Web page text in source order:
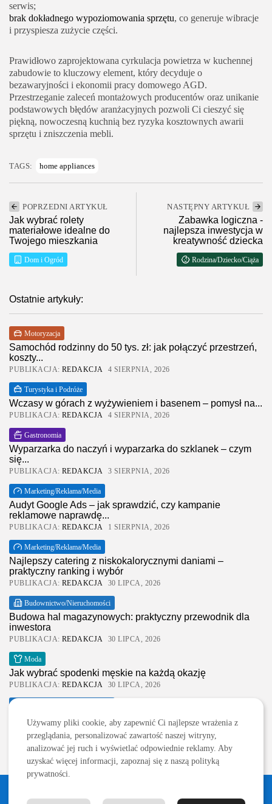
autorskim.
serwis;
brak dokładnego wypoziomowania sprzętu, co generuje wibracje
i przyspiesza zużycie części.
Prawidłowo zaprojektowana cyrkulacja powietrza w kuchennej
zabudowie to kluczowy element, który decyduje o
bezawaryjności i ekonomii pracy domowego AGD.
Przestrzeganie zaleceń montażowych producentów oraz unikanie
podstawowych błędów aranżacyjnych pozwoli Ci cieszyć się
piękną, nowoczesną kuchnią bez ryzyka kosztownych awarii
sprzętu i zniszczenia mebli.
TAGS: home appliances
POPRZEDNI ARTYKUŁ
Jak wybrać rolety
materiałowe idealne do
Twojego mieszkania
Dom i Ogród
NASTĘPNY ARTYKUŁ
Zabawka logiczna -
najlepsza inwestycja w
kreatywność dziecka
Rodzina/Dziecko/Ciąża
Ostatnie artykuły:
Motoryzacja
Samochód rodzinny do 50 tys. zł: jak połączyć przestrzeń,
koszty...
PUBLIKACJA: REDAKCJA 4 SIERPNIA, 2026
Turystyka i Podróże
Wczasy w górach z wyżywieniem i basenem – pomysł na...
PUBLIKACJA: REDAKCJA 4 SIERPNIA, 2026
Gastronomia
Wyparzarka do naczyń i wyparzarka do szklanek – czym
się...
PUBLIKACJA: REDAKCJA 3 SIERPNIA, 2026
Marketing/Reklama/Media
Audyt Google Ads – jak sprawdzić, czy kampanie
reklamowe naprawdę...
PUBLIKACJA: REDAKCJA 1 SIERPNIA, 2026
Marketing/Reklama/Media
Najlepszy catering z niskokalorycznymi daniami –
praktyczny ranking i wybór
PUBLIKACJA: REDAKCJA 30 LIPCA, 2026
Budownictwo/Nieruchomości
Budowa hal magazynowych: praktyczny przewodnik dla
inwestora
PUBLIKACJA: REDAKCJA 30 LIPCA, 2026
Moda
Jak wybrać spodenki męskie na każdą okazję
PUBLIKACJA: REDAKCJA 30 LIPCA, 2026
Wynajem szalunków stropowych na budowie – praktyczny
wybór i realne...
PUBLIKACJA: REDAKCJA 29 LIPCA, 2026
Używamy pliki cookie, aby zapewnić Ci najlepsze wrażenia z
przeglądania, personalizować zawartość naszej witryny,
analizować jej ruch i wyświetlać odpowiednie reklamy. Aby
uzyskać więcej informacji, zapoznaj się z naszą polityką
prywatności.